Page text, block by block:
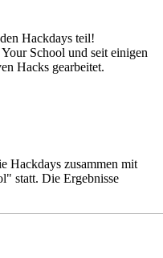
Hackdays teil!
School und seit einigen
Hacks gearbeitet.
Hackdays zusammen mit
statt. Die Ergebnisse